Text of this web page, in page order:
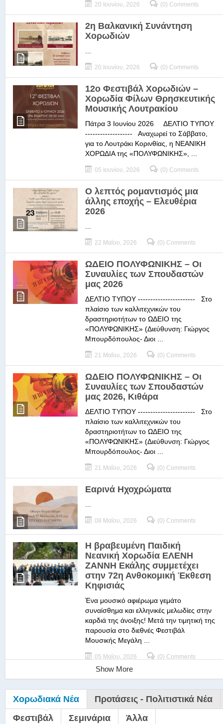
20 Ιουνίου, 2026 (0) Comments
2η Βαλκανική Συνάντηση
Χορωδιών
20 Ιουνίου, 2026 (0) Comments
12ο Φεστιβάλ Χορωδιών –
Χορωδία Φίλων Θρησκευτικής
Μουσικής Λουτρακίου
Πάτρα 3 Ιουνίου 2026 ΔΕΛΤΙΟ ΤΥΠΟΥ
------------------- Αναχωρεί το Σάββατο,
για το Λουτράκι Κορινθίας, η ΝΕΑΝΙΚΗ
ΧΟΡΩΔΙΑ της «ΠΟΛΥΦΩΝΙΚΗΣ», ...
05 Ιουνίου, 2026 (0) Comments
Ο λεπτός ρομαντισμός μια
άλλης εποχής – Ελευθέρια
2026
22 Μαΐου, 2026 (0) Comments
ΩΔΕΙΟ ΠΟΛΥΦΩΝΙΚΗΣ – Οι
Συναυλίες των Σπουδαστών
μας 2026
ΔΕΛΤΙΟ ΤΥΠΟΥ ----------------------- Στο
πλαίσιο των καλλιτεχνικών του
δραστηριοτήτων το ΩΔΕΙΟ της
«ΠΟΛΥΦΩΝΙΚΗΣ» (Διεύθυνση: Γιώργος
Μπουρδόπουλος- Διοι ...
21 Μαΐου, 2026 (0) Comments
ΩΔΕΙΟ ΠΟΛΥΦΩΝΙΚΗΣ – Οι
Συναυλίες των Σπουδαστών
μας 2026, Κιθάρα
ΔΕΛΤΙΟ ΤΥΠΟΥ ----------------------- Στο
πλαίσιο των καλλιτεχνικών του
δραστηριοτήτων το ΩΔΕΙΟ της
«ΠΟΛΥΦΩΝΙΚΗΣ» (Διεύθυνση: Γιώργος
Μπουρδόπουλος- Διοι ...
21 Μαΐου, 2026 (0) Comments
Εαρινά Ηχοχρώματα
08 Μαΐου, 2026 (0) Comments
Η βραβευμένη Παιδική
Νεανική Χορωδία ΕΛΕΝΗ
ΖΑΝΝΗ Εκάλης συμμετέχει
στην 72η Ανθοκομική Έκθεση
Κηφισιάς
Ένα μουσικό αφιέρωμα γεμάτο
συναίσθημα και ελληνικές μελωδίες στην
καρδιά της άνοιξης! Μετά την τιμητική της
παρουσία στο διεθνές Φεστιβάλ
Μουσικής Μεγάλη ...
05 Μαΐου, 2026 (0) Comments
Show More
Χορωδιακά Νέα
Προτάσεις - Πολιτιστικά Νέα
Φεστιβάλ
Σεμινάρια Άλλα